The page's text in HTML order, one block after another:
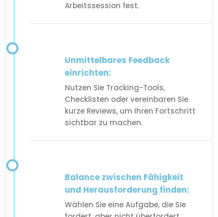
Arbeitssession fest.
Unmittelbares Feedback
einrichten:
Nutzen Sie Tracking-Tools,
Checklisten oder vereinbaren Sie
kurze Reviews, um Ihren Fortschritt
sichtbar zu machen.
Balance zwischen Fähigkeit
und Herausforderung finden:
Wählen Sie eine Aufgabe, die Sie